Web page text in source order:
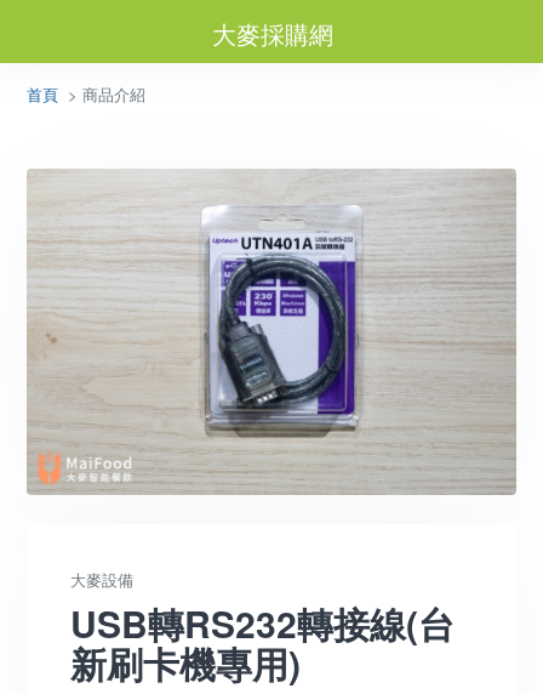
大麥採購網
首頁 > 商品介紹
大麥設備
USB轉RS232轉接線(台
新刷卡機專用)